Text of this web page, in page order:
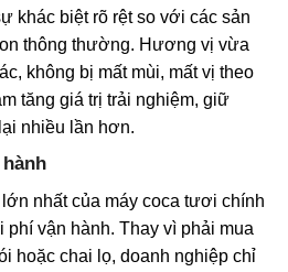
khác biệt rõ rệt so với các sản
thông thường. Hương vị vừa
không bị mất mùi, mất vị theo
tăng giá trị trải nghiệm, giữ
nhiều lần hơn.
nhất của máy coca tươi chính
phí vận hành. Thay vì phải mua
hoặc chai lọ, doanh nghiệp chỉ